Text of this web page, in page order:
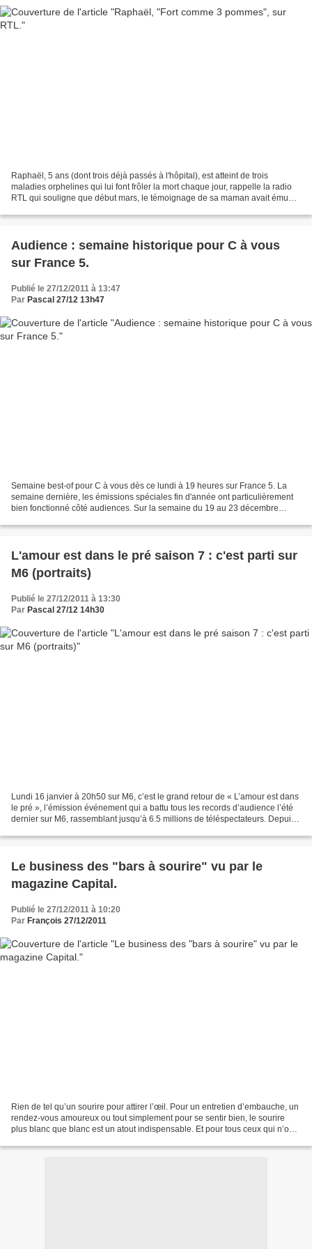
Raphaël, 5 ans (dont trois déjà passés à l'hôpital), est atteint de trois
maladies orphelines qui lui font frôler la mort chaque jour, rappelle la radio
RTL qui souligne que début mars, le témoignage de sa maman avait ému
Audience : semaine historique pour C à vous
sur France 5.
Publié le 27/12/2011 à 13:47
Par Pascal 27/12 13h47
Semaine best-of pour C à vous dès ce lundi à 19 heures sur France 5. La
semaine dernière, les émissions spéciales fin d'année ont particulièrement
bien fonctionné côté audiences. Sur la semaine du 19 au 23 décembre
L'amour est dans le pré saison 7 : c'est parti sur
M6 (portraits)
Publié le 27/12/2011 à 13:30
Par Pascal 27/12 14h30
Lundi 16 janvier à 20h50 sur M6, c’est le grand retour de « L’amour est dans
le pré », l’émission événement qui a battu tous les records d’audience l’été
dernier sur M6, rassemblant jusqu’à 6.5 millions de téléspectateurs. Depuis
Le business des "bars à sourire" vu par le
magazine Capital.
Publié le 27/12/2011 à 10:20
Par François 27/12/2011
Rien de tel qu’un sourire pour attirer l’œil. Pour un entretien d’embauche, un
rendez-vous amoureux ou tout simplement pour se sentir bien, le sourire
plus blanc que blanc est un atout indispensable. Et pour tous ceux qui n’ont